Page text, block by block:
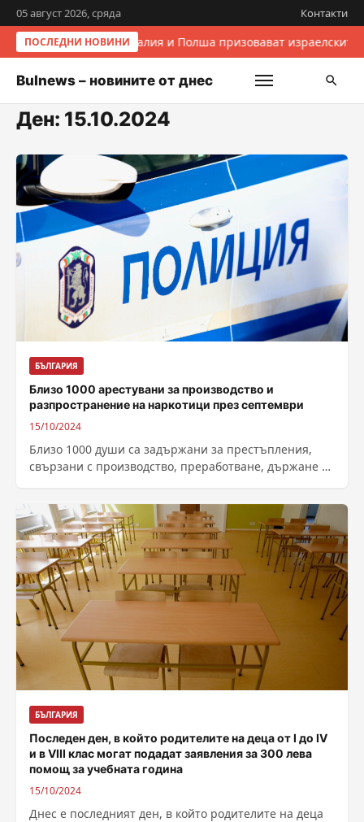
05 август 2026, сряда Контакти
ПОСЛЕДНИ НОВИНИИталия и Полша призовават
Bulnews – новините от днес
Ден: 15.10.2024
БЪЛГАРИЯ
Близо 1000 арестувани за производство и
разпространение на наркотици през септември
15/10/2024
Близо 1000 души са задържани за престъпления,
свързани с производство, преработване, държане и
БЪЛГАРИЯ
Последен ден, в който родителите на деца от I до IV
и в VIII клас могат подадат заявления за 300 лева
помощ за учебната година
15/10/2024
Днес е последният ден, в който родителите на деца